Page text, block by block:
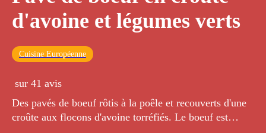
d'avoine et légumes verts
Cuisine Européenne
sur 41 avis
Des pavés de boeuf rôtis à la poêle et recouverts d'une
croûte aux flocons d'avoine torréfiés. Le boeuf est